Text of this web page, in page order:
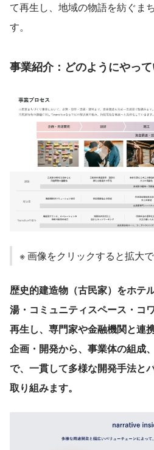
て再生し、地域の物語を紡ぐま
す。
事業紹介：どのようにやっ
※ 画像をクリックすると拡大
歴史的建造物（古民家）をホテ
湯・コミュニティスペース・コ
再生し、専門家や金融機関と連
企画・開発から、事業体の組成
で、一貫して多様な開発手法と
取り組みます。